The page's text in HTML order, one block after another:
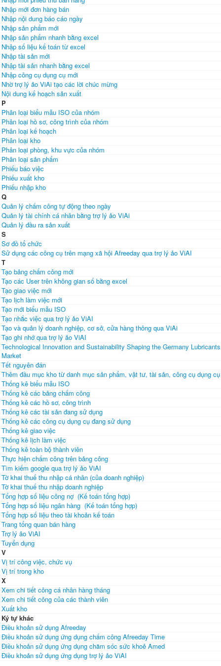
Nhập mới đơn hàng bán
Nhập nội dung báo cáo ngày
Nhập sản phẩm mới
Nhập sản phẩm nhanh bằng excel
Nhập số liệu kế toán từ excel
Nhập tài sản mới
Nhập tài sản nhanh bằng excel
Nhập công cụ dụng cụ mới
Nhờ trợ lý ảo ViAi tạo các lời chúc mừng
Nội dung kế hoạch sản xuất
P
Phân loại biểu mẫu ISO của nhóm
Phân loại hồ sơ, công trình của nhóm
Phân loại kế hoạch
Phân loại kho
Phân loại phòng, khu vực của nhóm
Phân loại sản phẩm
Phiếu báo việc
Phiếu xuất kho
Phiếu nhập kho
Q
Quản lý chấm công tự động theo ngày
Quản lý tài chính cá nhân bằng trợ lý ảo ViAi
Quản lý đầu ra sản xuất
S
Sơ đồ tổ chức
Sử dụng các công cụ trên mạng xã hội Afreeday qua trợ lý ảo ViAI
T
Tạo bảng chấm công mới
Tạo các User trên không gian số bằng excel
Tạo giao việc mới
Tạo lịch làm việc mới
Tạo mới biểu mẫu ISO
Tạo nhắc việc qua trợ lý ảo ViAI
Tạo và quản lý doanh nghiệp, cơ sở, cửa hàng thông qua ViAi
Tạo ghi nhớ qua trợ lý ảo ViAI
Technological Innovation and Sustainability Shaping the Germany Lubricants
Market
Tết nguyên đán
Thêm đầu mục kho từ danh mục sản phẩm, vật tư, tài sản, công cụ dụng cụ
Thống kê biểu mẫu ISO
Thống kê các bảng chấm công
Thống kê các hồ sơ, công trình
Thống kê các tài sản đang sử dụng
Thống kê các công cụ dụng cụ đang sử dụng
Thống kê giao việc
Thống kê lịch làm việc
Thống kê toàn bộ thành viên
Thực hiện chấm công trên bảng công
Tìm kiếm google qua trợ lý ảo ViAI
Tờ khai thuế thu nhập cá nhân (của doanh nghiệp)
Tờ khai thuế thu nhập doanh nghiệp
Tổng hợp số liệu công nợ (Kế toán tổng hợp)
Tổng hợp số liệu ngân hàng (Kế toán tổng hợp)
Tổng hợp số liệu theo tài khoản kế toán
Trang tổng quan bán hàng
Trợ lý ảo ViAI
Tuyển dụng
V
Vị trí công việc, chức vụ
Vị trí trong kho
X
Xem chi tiết công cá nhân hàng tháng
Xem chi tiết công của các thành viên
Xuất kho
Ký tự khác
Điều khoản sử dụng Afreeday
Điều khoản sử dụng ứng dụng chấm công Afreeday Time
Điều khoản sử dụng ứng dụng chăm sóc sức khoẻ Amed
Điều khoản sử dụng ứng dụng trợ lý ảo ViAI